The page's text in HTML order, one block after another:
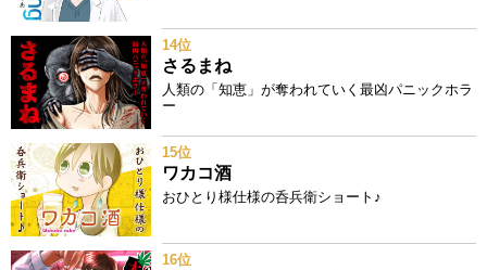
14位
さるまね
人類の「知恵」が奪われていく最凶パニックホラ
ー
15位
ワカコ酒
おひとり様仕様の呑兵衛ショート♪
16位